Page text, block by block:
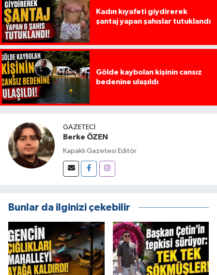
Kadın kıyafeti giydirerek
şantaj yapan şahıslar tutuklandı
Gölde kaybolan kişinin cansız
bedenine ulaşıldı
GAZETECI
Berke ÖZEN
Kapaklı Gazetesi Editör
Bunlar da ilginizi çekebilir